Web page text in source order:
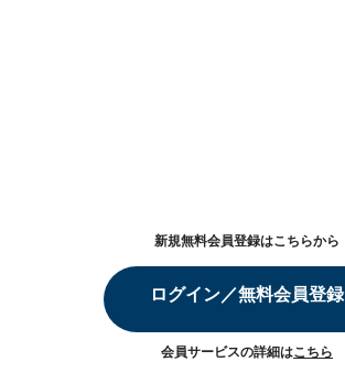
新規無料会員登録はこちらから
ログイン／無料会員登録
会員サービスの詳細はこちら